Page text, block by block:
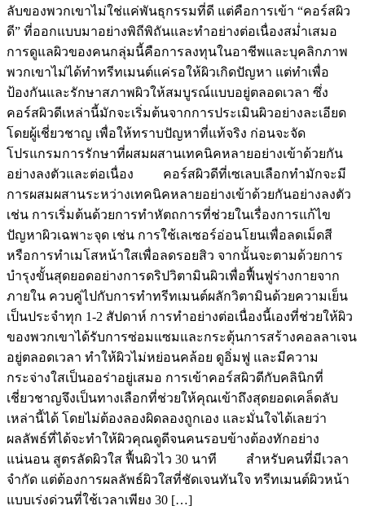
ลับของพวกเขาไม่ใช่แค่พันธุกรรมที่ดี แต่คือการเข้า “คอร์สผิว
ดี” ที่ออกแบบมาอย่างพิถีพิถันและทำอย่างต่อเนื่องสม่ำเสมอ
การดูแลผิวของคนกลุ่มนี้คือการลงทุนในอาชีพและบุคลิกภาพ
พวกเขาไม่ได้ทำทรีทเมนต์แค่รอให้ผิวเกิดปัญหา แต่ทำเพื่อ
ป้องกันและรักษาสภาพผิวให้สมบูรณ์แบบอยู่ตลอดเวลา ซึ่ง
คอร์สผิวดีเหล่านี้มักจะเริ่มต้นจากการประเมินผิวอย่างละเอียด
โดยผู้เชี่ยวชาญ เพื่อให้ทราบปัญหาที่แท้จริง ก่อนจะจัด
โปรแกรมการรักษาที่ผสมผสานเทคนิคหลายอย่างเข้าด้วยกัน
อย่างลงตัวและต่อเนื่อง คอร์สผิวดีที่เซเลบเลือกทำมักจะมี
การผสมผสานระหว่างเทคนิคหลายอย่างเข้าด้วยกันอย่างลงตัว
เช่น การเริ่มต้นด้วยการทำหัตถการที่ช่วยในเรื่องการแก้ไข
ปัญหาผิวเฉพาะจุด เช่น การใช้เลเซอร์อ่อนโยนเพื่อลดเม็ดสี
หรือการทำเมโสหน้าใสเพื่อลดรอยสิว จากนั้นจะตามด้วยการ
บำรุงขั้นสุดยอดอย่างการดริปวิตามินผิวเพื่อฟื้นฟูร่างกายจาก
ภายใน ควบคู่ไปกับการทำทรีทเมนต์ผลักวิตามินด้วยความเย็น
เป็นประจำทุก 1-2 สัปดาห์ การทำอย่างต่อเนื่องนี้เองที่ช่วยให้ผิว
ของพวกเขาได้รับการซ่อมแซมและกระตุ้นการสร้างคอลลาเจน
อยู่ตลอดเวลา ทำให้ผิวไม่หย่อนคล้อย ดูอิ่มฟู และมีความ
กระจ่างใสเป็นออร่าอยู่เสมอ การเข้าคอร์สผิวดีกับคลินิกที่
เชี่ยวชาญจึงเป็นทางเลือกที่ช่วยให้คุณเข้าถึงสุดยอดเคล็ดลับ
เหล่านี้ได้ โดยไม่ต้องลองผิดลองถูกเอง และมั่นใจได้เลยว่า
ผลลัพธ์ที่ได้จะทำให้ผิวคุณดูดีจนคนรอบข้างต้องทักอย่าง
แน่นอน สูตรลัดผิวใส ฟื้นผิวไว 30 นาที สำหรับคนที่มีเวลา
จำกัด แต่ต้องการผลลัพธ์ผิวใสที่ชัดเจนทันใจ ทรีทเมนต์ผิวหน้า
แบบเร่งด่วนที่ใช้เวลาเพียง 30 […]